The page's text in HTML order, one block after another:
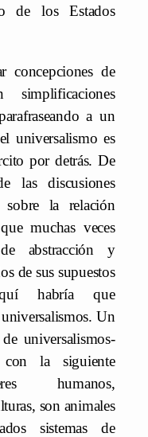
de los Estados
concepciones de
simplificaciones
a un
universalismo es
por detrás. De
las discusiones
sobre la relación
muchas veces
abstracción y
de sus supuestos
habría que
Un
universalismos-
con la siguiente
humanos,
son animales
sistemas de